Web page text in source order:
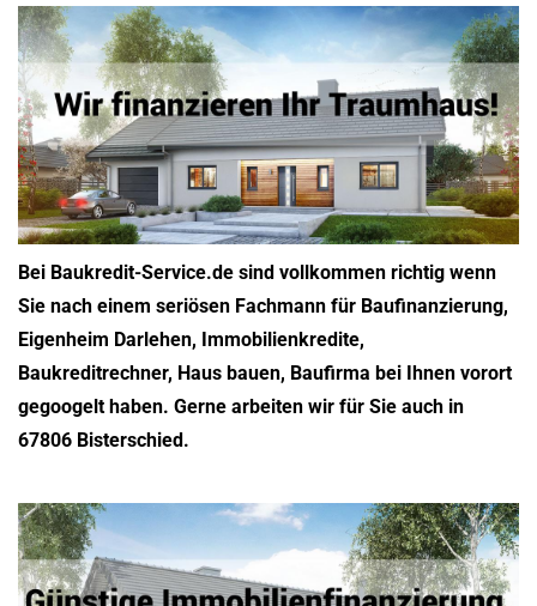
Bei Baukredit-Service.de sind vollkommen richtig wenn
Sie nach einem seriösen Fachmann für Baufinanzierung,
Eigenheim Darlehen, Immobilienkredite,
Baukreditrechner, Haus bauen, Baufirma bei Ihnen vorort
gegoogelt haben. Gerne arbeiten wir für Sie auch in
67806 Bisterschied.